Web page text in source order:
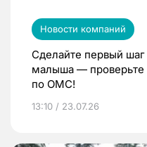
Новости компаний
Сделайте первый
малыша — проверьте
по ОМС!
13:10 / 23.07.26